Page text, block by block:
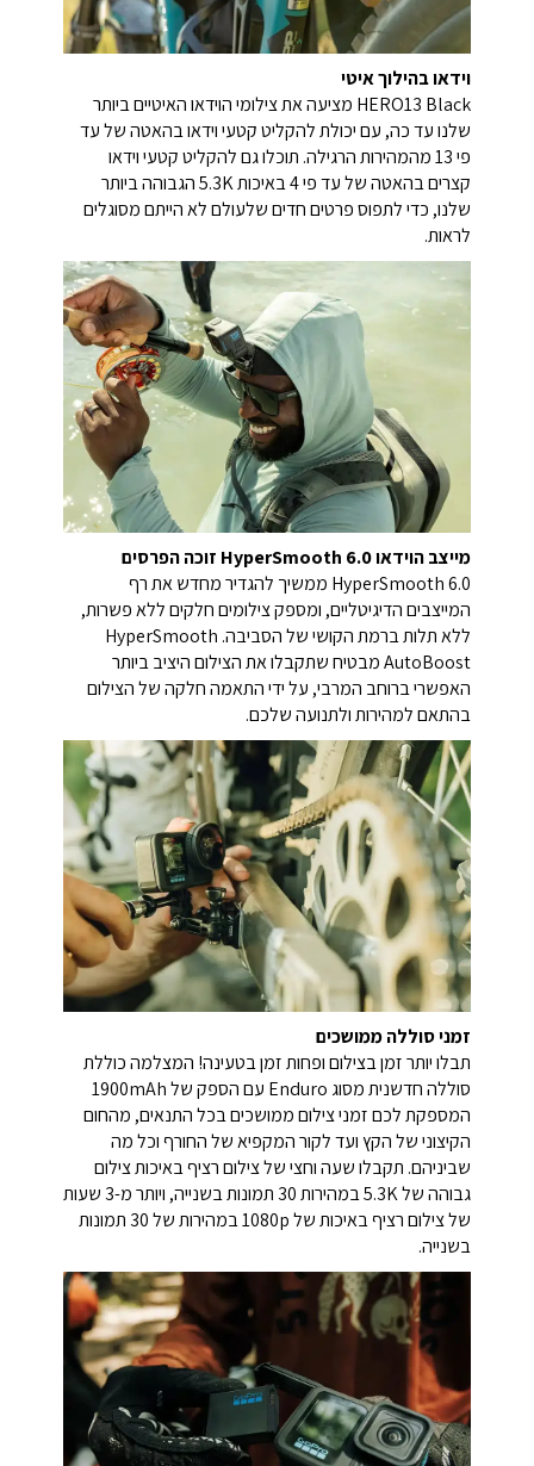
וידאו בהילוך איטי
HERO13 Black מציעה את צילומי הוידאו האיטיים ביותר
שלנו עד כה, עם יכולת להקליט קטעי וידאו בהאטה של עד
פי 13 מהמהירות הרגילה. תוכלו גם להקליט קטעי וידאו
קצרים בהאטה של עד פי 4 באיכות 5.3K הגבוהה ביותר
שלנו, כדי לתפוס פרטים חדים שלעולם לא הייתם מסוגלים
לראות.
מייצב הוידאו HyperSmooth 6.0 זוכה הפרסים
HyperSmooth 6.0 ממשיך להגדיר מחדש את רף
המייצבים הדיגיטליים, ומספק צילומים חלקים ללא פשרות,
ללא תלות ברמת הקושי של הסביבה. HyperSmooth
AutoBoost מבטיח שתקבלו את הצילום היציב ביותר
האפשרי ברוחב המרבי, על ידי התאמה חלקה של הצילום
בהתאם למהירות ולתנועה שלכם.
זמני סוללה ממושכים
תבלו יותר זמן בצילום ופחות זמן בטעינה! המצלמה כוללת
סוללה חדשנית מסוג Enduro עם הספק של 1900mAh
המספקת לכם זמני צילום ממושכים בכל התנאים, מהחום
הקיצוני של הקץ ועד לקור המקפיא של החורף וכל מה
שביניהם. תקבלו שעה וחצי של צילום רציף באיכות צילום
גבוהה של 5.3K במהירות 30 תמונות בשנייה, ויותר מ-3 שעות
של צילום רציף באיכות של 1080p במהירות של 30 תמונות
בשנייה.